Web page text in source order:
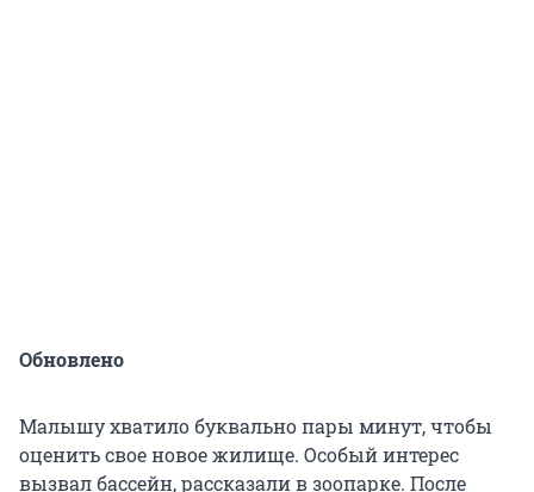
Обновлено
Малышу хватило буквально пары минут, чтобы
оценить свое новое жилище. Особый интерес
вызвал бассейн, рассказали в зоопарке. После